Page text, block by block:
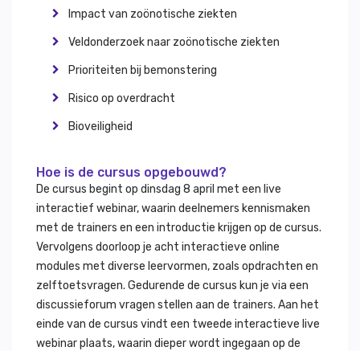
Impact van zoönotische ziekten
Veldonderzoek naar zoönotische ziekten
Prioriteiten bij bemonstering
Risico op overdracht
Bioveiligheid
Hoe is de cursus opgebouwd?
De cursus begint op dinsdag 8 april met een live
interactief webinar, waarin deelnemers kennismaken
met de trainers en een introductie krijgen op de cursus.
Vervolgens doorloop je acht interactieve online
modules met diverse leervormen, zoals opdrachten en
zelftoetsvragen. Gedurende de cursus kun je via een
discussieforum vragen stellen aan de trainers. Aan het
einde van de cursus vindt een tweede interactieve live
webinar plaats, waarin dieper wordt ingegaan op de